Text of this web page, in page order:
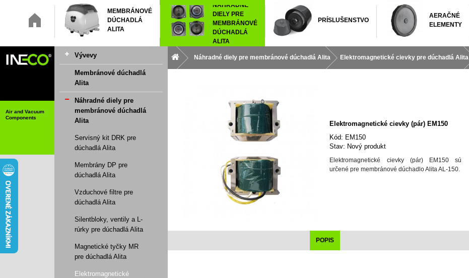
Air and Vacuum
Components
MEMBRÁNOVÉ
DÚCHADLÁ
ALITA
NÁHRADNÉ
DIELY PRE
MEMBRÁNOVÉ
DÚCHADLÁ
ALITA
PRÍSLUŠENSTVO
AERAČNÉ
ELEMENTY
Vývevy
Membránové dúchadlá
Alita
Náhradné diely pre
membránové dúchadlá
Alita
Servisný kit DRK pre
dúchadlá Alita
Membrány DP pre
dúchadlá Alita
Vzduchové filtre pre
dúchadlá Alita
Silentbloky, ventily a L-
rúrky pre dúchadlá Alita
Magnetické tyčky MR
pre dúchadlá Alita
Elektromagnetické
Náhradné diely pre membránové dúchadlá Alita Elektromagnetické cievky pre dúchadlá Alita
Elektromagnetické cievky (pár) EM150
Kód: EM150
Stav: Nový produkt
Elektromagnetické cievky (pár) EM150 sú
určené pre membránové dúchadlo Alita AL-150.
POPIS